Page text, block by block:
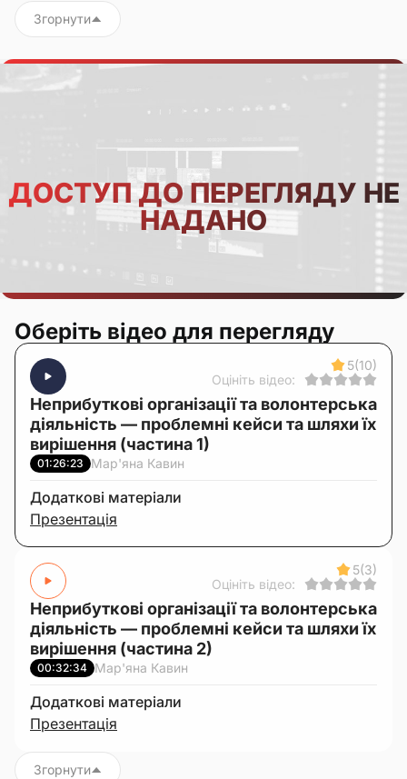
Згорнути
ДОСТУП ДО ПЕРЕГЛЯДУ НЕ
НАДАНО
Оберіть відео для перегляду
5(10)
Оцініть відео:
Неприбуткові організації та волонтерська
діяльність — проблемні кейси та шляхи їх
вирішення (частина 1)
01:26:23 Мар'яна Кавин
Додаткові матеріали
Презентація
5(3)
Оцініть відео:
Неприбуткові організації та волонтерська
діяльність — проблемні кейси та шляхи їх
вирішення (частина 2)
00:32:34 Мар'яна Кавин
Додаткові матеріали
Презентація
Згорнути